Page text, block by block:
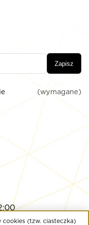
Zapisz
(wymagane)
cookies (tzw. ciasteczka)